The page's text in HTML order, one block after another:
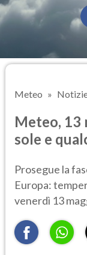
Meteo
Meteo, 13
sole e
Prosegue la
Europa:
venerdì 13